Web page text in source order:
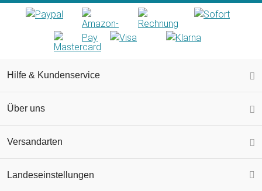
Hilfe & Kundenservice
Über uns
Versandarten
Landeseinstellungen